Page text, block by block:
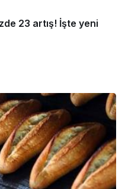
23 artış! İşte yeni